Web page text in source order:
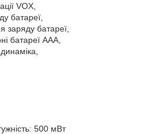
VOX,
батареї,
заряду батареї,
батареї ААА,
500 мВт